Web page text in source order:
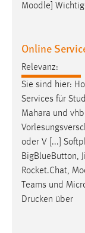
Moodle ]
Online
Relevanz:
Sie sind hier:
Services für
Mahara und
oder V [...]
BigBlueButton,
Rocket.Chat,
Teams und
Drucken über